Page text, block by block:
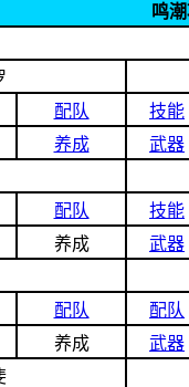
鸣
配队 技能
养成 武器
配队 技能
养成 武器
配队 配队
养成 武器